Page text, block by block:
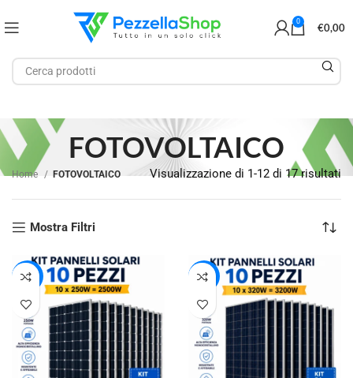
0 €0,00
FOTOVOLTAICO
Home FOTOVOLTAICO Visualizzazione di 1-12 di 17 risultati
Mostra Filtri
-29% -28%